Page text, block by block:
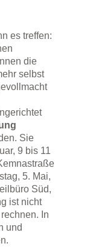
es treffen:
die
selbst
Sie
9 bis 11
5. Mai,
Süd,
ist nicht
In
und